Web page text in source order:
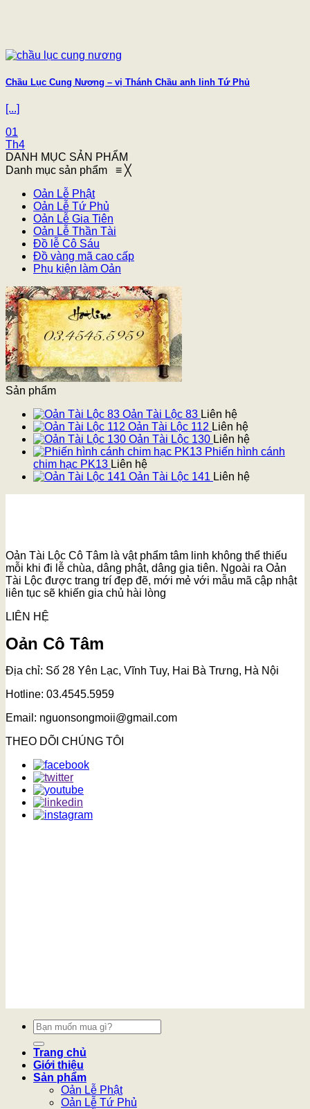
Chầu Lục Cung Nương – vị Thánh Chầu anh linh Tứ Phủ
[...]
01
Th4
DANH MỤC SẢN PHẨM
Danh mục sản phẩm ≡ ╳
Oản Lễ Phật
Oản Lễ Tứ Phủ
Oản Lễ Gia Tiên
Oản Lễ Thần Tài
Đồ lễ Cô Sáu
Đồ vàng mã cao cấp
Phụ kiện làm Oản
Sản phẩm
Oản Tài Lộc 83 Liên hệ
Oản Tài Lộc 112 Liên hệ
Oản Tài Lộc 130 Liên hệ
Phiến hình cánh
chim hạc PK13 Liên hệ
Oản Tài Lộc 141 Liên hệ
Oản Tài Lộc Cô Tâm là vật phẩm tâm linh không thể thiếu
mỗi khi đi lễ chùa, dâng phật, dâng gia tiên. Ngoài ra Oản
Tài Lộc được trang trí đẹp đẽ, mới mẻ với mẫu mã cập nhật
liên tục sẽ khiến gia chủ hài lòng
LIÊN HỆ
Oản Cô Tâm
Địa chỉ: Số 28 Yên Lạc, Vĩnh Tuy, Hai Bà Trưng, Hà Nội
Hotline: 03.4545.5959
Email: nguonsongmoii@gmail.com
THEO DÕI CHÚNG TÔI
Tìm
kiếm:
Trang chủ
Giới thiệu
Sản phẩm
Oản Lễ Phật
Oản Lễ Tứ Phủ